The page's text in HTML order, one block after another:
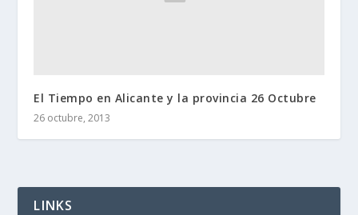
El Tiempo en Alicante y la provincia 26 Octubre
26 octubre, 2013
LINKS